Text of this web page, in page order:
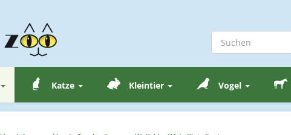
Katze Kleintier Vogel